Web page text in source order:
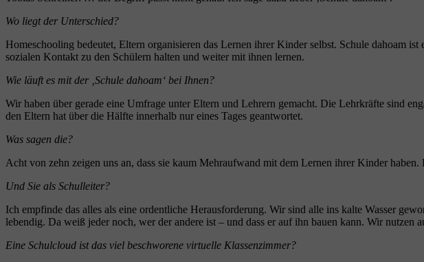
Wo liegt der Unterschied?
Homeschooling bedeutet, Eltern organisieren das Lernen ihrer Kinder selbst. Schule dahoam
sozialen Kontakt zu den Schülern halten und weiter mit ihnen lernen.
Wie läuft es mit der ‚Schule dahoam‘ bei Ihnen?
Wir haben über gerade eine Umfrage unter Eltern und Lehrern gemacht. Die Lehrkräfte sind
den Eltern hat über die Hälfte innerhalb nur eines Tages geantwortet.
Was sagen die?
Acht von zehn zeigen uns an, dass sie kaum Mehraufwand mit dem Lernen ihrer Kinder
Und Sie als Schulleiter?
Ich empfinde das alles als eine ordentliche Herausforderung. Wir sind alle ins kalte Wasser
lebendig. Da weiß jeder noch, wer der andere ist – und dass er auf ihn bauen kann. Wir
Eine Schulcloud ist das viel beschworene virtuelle Klassenzimmer?